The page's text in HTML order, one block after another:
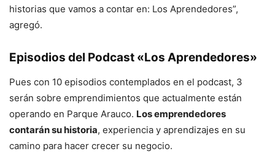
historias que vamos a contar en: Los Aprendedores”,
agregó.
Episodios del Podcast «Los Aprendedores»
Pues con 10 episodios contemplados en el podcast, 3
serán sobre emprendimientos que actualmente están
operando en Parque Arauco. Los emprendedores
contarán su historia, experiencia y aprendizajes en su
camino para hacer crecer su negocio.